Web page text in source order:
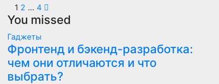
Пагинация
записей
1 2 … 4
You missed
Гаджеты
Фронтенд и бэкенд-разработка:
чем они отличаются и что
выбрать?